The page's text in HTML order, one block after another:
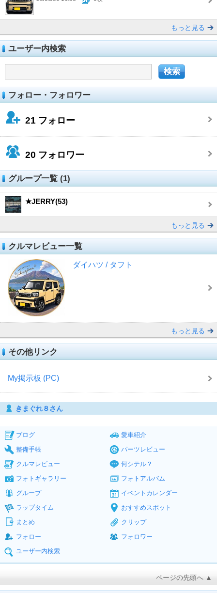
もっと見る
ユーザー内検索
フォロー・フォロワー
21 フォロー
20 フォロワー
グループ一覧 (1)
★JERRY(53)
もっと見る
クルマレビュー一覧
ダイハツ / タフト
もっと見る
その他リンク
My掲示板 (PC)
きまぐれ８さん
ブログ
愛車紹介
整備手帳
パーツレビュー
クルマレビュー
何シテル？
フォトギャラリー
フォトアルバム
グループ
イベントカレンダー
ラップタイム
おすすめスポット
まとめ
クリップ
フォロー
フォロワー
ユーザー内検索
ページの先頭へ ▲